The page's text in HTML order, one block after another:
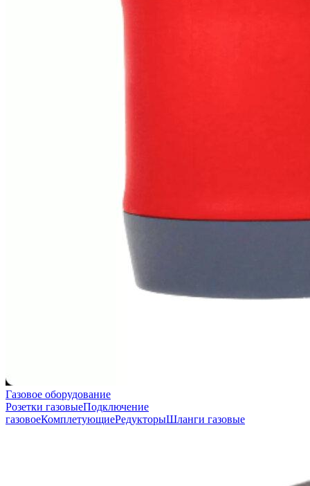
Газовое оборудование
Розетки газовыеПодключение
газовоеКомплетующиеРедукторыШланги газовые